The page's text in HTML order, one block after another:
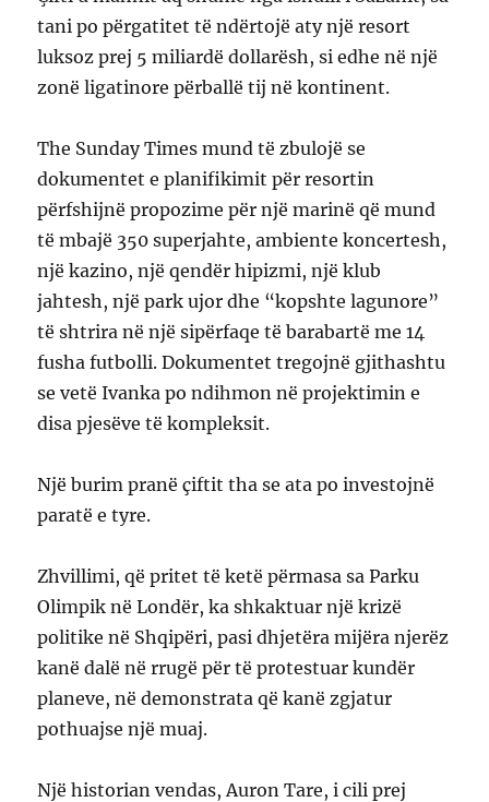
tani po përgatitet të ndërtojë aty një resort
luksoz prej 5 miliardë dollarësh, si edhe në një
zonë ligatinore përballë tij në kontinent.
The Sunday Times mund të zbulojë se
dokumentet e planifikimit për resortin
përfshijnë propozime për një marinë që mund
të mbajë 350 superjahte, ambiente koncertesh,
një kazino, një qendër hipizmi, një klub
jahtesh, një park ujor dhe “kopshte lagunore”
të shtrira në një sipërfaqe të barabartë me 14
fusha futbolli. Dokumentet tregojnë gjithashtu
se vetë Ivanka po ndihmon në projektimin e
disa pjesëve të kompleksit.
Një burim pranë çiftit tha se ata po investojnë
paratë e tyre.
Zhvillimi, që pritet të ketë përmasa sa Parku
Olimpik në Londër, ka shkaktuar një krizë
politike në Shqipëri, pasi dhjetëra mijëra njerëz
kanë dalë në rrugë për të protestuar kundër
planeve, në demonstrata që kanë zgjatur
pothuajse një muaj.
Një historian vendas, Auron Tare, i cili prej